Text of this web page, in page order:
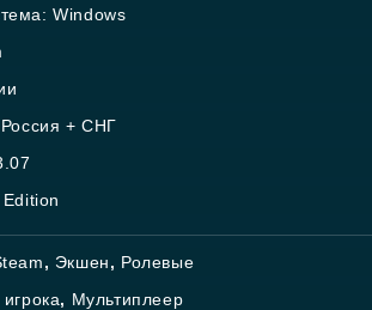
Windows
Россия + СНГ
, Экшен, Ролевые
, Мультиплеер